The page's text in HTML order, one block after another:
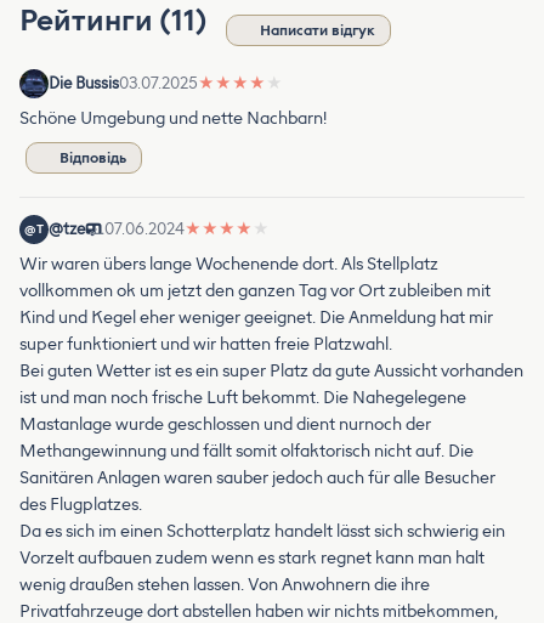
Рейтинги (11) Написати відгук
Die Bussis03.07.2025★ ★ ★ ★ ★
Schöne Umgebung und nette Nachbarn!
Відповідь
@T @tze 07.06.2024★ ★ ★ ★ ★
Wir waren übers lange Wochenende dort. Als Stellplatz
vollkommen ok um jetzt den ganzen Tag vor Ort zubleiben mit
Kind und Kegel eher weniger geeignet. Die Anmeldung hat mir
super funktioniert und wir hatten freie Platzwahl.
Bei guten Wetter ist es ein super Platz da gute Aussicht vorhanden
ist und man noch frische Luft bekommt. Die Nahegelegene
Mastanlage wurde geschlossen und dient nurnoch der
Methangewinnung und fällt somit olfaktorisch nicht auf. Die
Sanitären Anlagen waren sauber jedoch auch für alle Besucher
des Flugplatzes.
Da es sich im einen Schotterplatz handelt lässt sich schwierig ein
Vorzelt aufbauen zudem wenn es stark regnet kann man halt
wenig draußen stehen lassen. Von Anwohnern die ihre
Privatfahrzeuge dort abstellen haben wir nichts mitbekommen,